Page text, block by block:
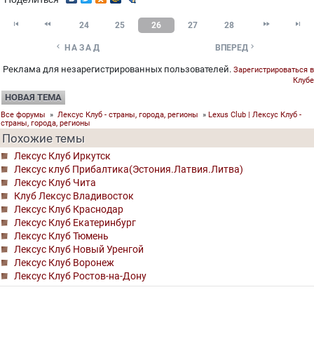
  24 25 26 27 28  
 НАЗАД ВПЕРЕД 
Реклама для незарегистрированных пользователей. Зарегистрироваться в
Клубе
НОВАЯ ТЕМА
Все форумы » Лексус Клуб - страны, города, регионы » Lexus Club | Лексус Клуб -
страны, города, регионы
Похожие темы
Лексус Клуб Иркутск
Лексус клуб Прибалтика(Эстония.Латвия.Литва)
Лексус Клуб Чита
Клуб Лексус Владивосток
Лексус Клуб Краснодар
Лексус Клуб Екатеринбург
Лексус Клуб Тюмень
Лексус Клуб Новый Уренгой
Лексус Клуб Воронеж
Лексус Клуб Ростов-на-Дону